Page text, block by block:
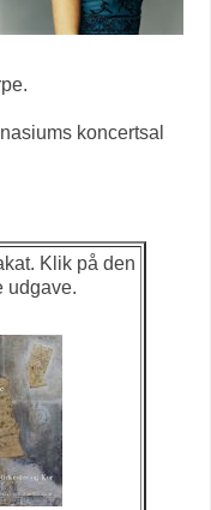
koncertsal
Klik på den
udgave.